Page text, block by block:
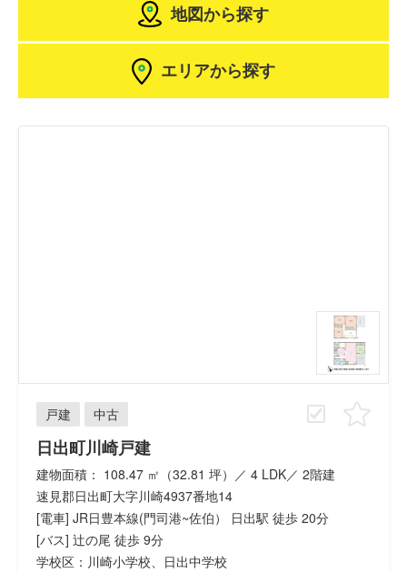
地図から探す
エリアから探す
戸建 中古
日出町川崎戸建
建物面積： 108.47 ㎡（32.81 坪）／ 4 LDK／ 2階建
速見郡日出町大字川崎4937番地14
[電車] JR日豊本線(門司港~佐伯） 日出駅 徒歩 20分
[バス] 辻の尾 徒歩 9分
学校区：川崎小学校、日出中学校